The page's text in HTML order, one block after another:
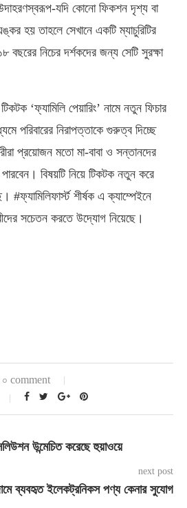
যদি কোনো ফিকশন দৃশ্য বা
হয় তাহলে সেখানে একটি ম্যাচুরিটির
বছরের নিচের দর্শকদের জন্য সেটি সুরক্ষা
টিকটক ‘ফ্যামিলি পেয়ারিং’ নামে নতুন ফিচার
পরিবারের নিরাপত্তাকে গুরুত্ব দিচ্ছে
প্রয়োজন মতো মা-বাবা ও সন্তানদের
পারবেন। বিষয়টি নিয়ে টিকটক নতুন করে
শীর্ষক এ ক্যাম্পেইনে
সচেতন করতে উদ্যোগ নিয়েছে।
০ comment
উন্মেচিত করেছে হুয়াওয়ে
next post
ব্যবহৃত ইলেকট্রনিকস পণ্য কেনার সুযোগ